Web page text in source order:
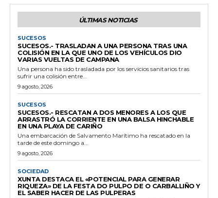
ÚLTIMAS NOTICIAS
SUCESOS
SUCESOS.- TRASLADAN A UNA PERSONA TRAS UNA
COLISIÓN EN LA QUE UNO DE LOS VEHÍCULOS DIO
VARIAS VUELTAS DE CAMPANA
Una persona ha sido trasladada por los servicios sanitarios tras
sufrir una colisión entre...
9 agosto, 2026
SUCESOS
SUCESOS.- RESCATAN A DOS MENORES A LOS QUE
ARRASTRÓ LA CORRIENTE EN UNA BALSA HINCHABLE
EN UNA PLAYA DE CARIÑO
Una embarcación de Salvamento Marítimo ha rescatado en la
tarde de este domingo a...
9 agosto, 2026
SOCIEDAD
XUNTA DESTACA EL «POTENCIAL PARA GENERAR
RIQUEZA» DE LA FESTA DO PULPO DE O CARBALLIÑO Y
EL SABER HACER DE LAS PULPERAS